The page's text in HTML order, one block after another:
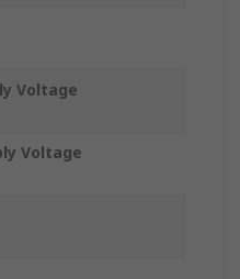
Voltage
Voltage